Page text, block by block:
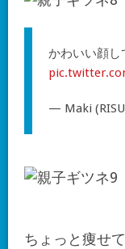
かわいい顔し
— Maki
ちょっと痩せ